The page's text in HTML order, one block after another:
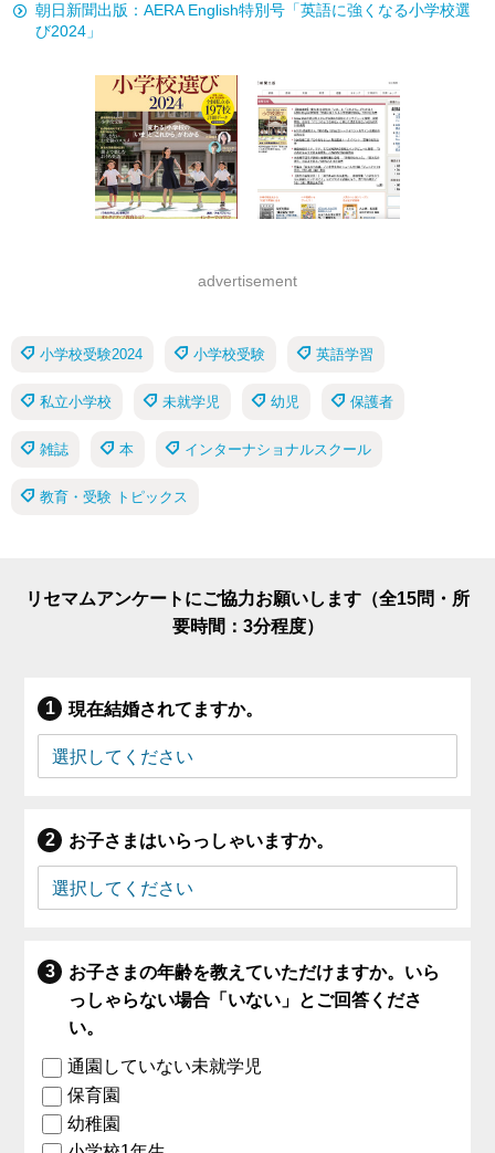
朝日新聞出版：AERA English特別号「英語に強くなる小学校選
び2024」
advertisement
小学校受験2024 小学校受験 英語学習
私立小学校 未就学児 幼児 保護者
雑誌 本 インターナショナルスクール
教育・受験 トピックス
リセマムアンケートにご協力お願いします（全15問・所
要時間：3分程度）
現在結婚されてますか。
お子さまはいらっしゃいますか。
お子さまの年齢を教えていただけますか。いら
っしゃらない場合「いない」とご回答くださ
い。
通園していない未就学児
保育園
幼稚園